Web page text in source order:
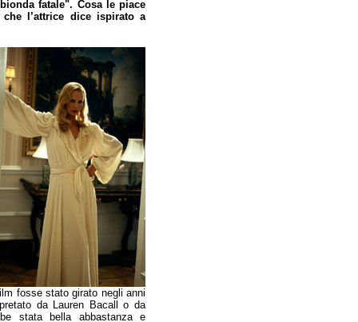
fatale". Cosa le piace
l’attrice dice ispirato a
fosse stato girato negli anni
da Lauren Bacall o da
stata bella abbastanza e